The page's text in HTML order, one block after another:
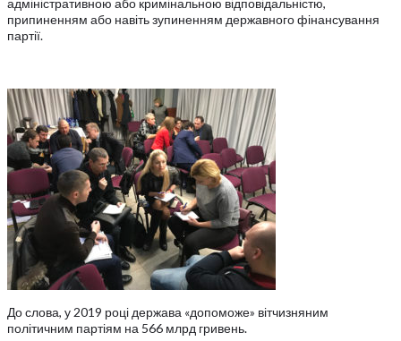
адміністративною або кримінальною відповідальністю,
припиненням або навіть зупиненням державного фінансування
партії.
До слова, у 2019 році держава «допоможе» вітчизняним
політичним партіям на 566 млрд гривень.